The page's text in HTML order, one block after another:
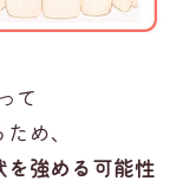
て
め、
を強める可能性